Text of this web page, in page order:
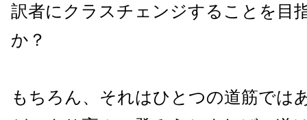
訳者にクラスチェンジすることを目
か？
もちろん、それはひとつの道筋では